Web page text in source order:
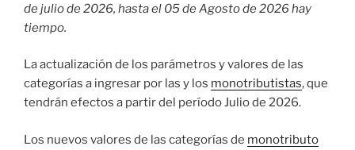
de julio de 2026, hasta el 05 de Agosto de 2026 hay
tiempo.
La actualización de los parámetros y valores de las
categorías a ingresar por las y los monotributistas, que
tendrán efectos a partir del período Julio de 2026.
Los nuevos valores de las categorías de monotributo